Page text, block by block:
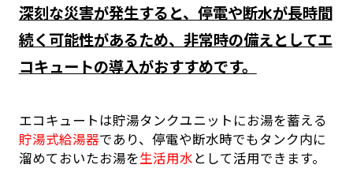
深刻な災害が発生すると、停電や断水が長時間
続く可能性があるため、非常時の備えとしてエ
コキュートの導入がおすすめです。
エコキュートは貯湯タンクユニットにお湯を蓄える
貯湯式給湯器であり、停電や断水時でもタンク内に
溜めておいたお湯を生活用水として活用できます。